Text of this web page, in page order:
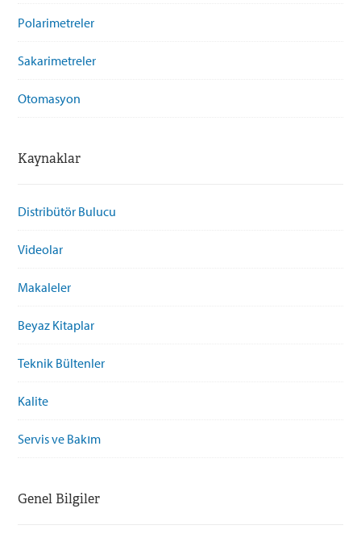
Polarimetreler
Sakarimetreler
Otomasyon
Kaynaklar
Distribütör Bulucu
Videolar
Makaleler
Beyaz Kitaplar
Teknik Bültenler
Kalite
Servis ve Bakım
Genel Bilgiler